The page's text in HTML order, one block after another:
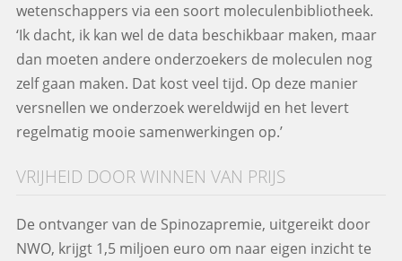
wetenschappers via een soort moleculenbibliotheek.
‘Ik dacht, ik kan wel de data beschikbaar maken, maar
dan moeten andere onderzoekers de moleculen nog
zelf gaan maken. Dat kost veel tijd. Op deze manier
versnellen we onderzoek wereldwijd en het levert
regelmatig mooie samenwerkingen op.’
VRIJHEID DOOR WINNEN VAN PRIJS
De ontvanger van de Spinozapremie, uitgereikt door
NWO, krijgt 1,5 miljoen euro om naar eigen inzicht te